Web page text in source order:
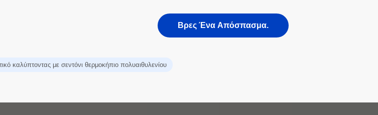
Βρες Ένα Απόσπασμα.
καλύπτοντας με σεντόνι θερμοκήπιο πολυαιθυλενίου